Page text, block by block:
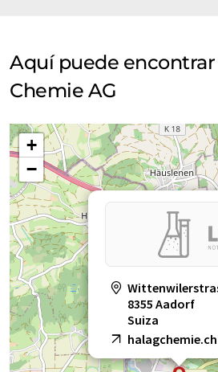
Aquí puede encontrar
Chemie AG
8355 Aadorf
Suiza
halagchemie.ch
+
−